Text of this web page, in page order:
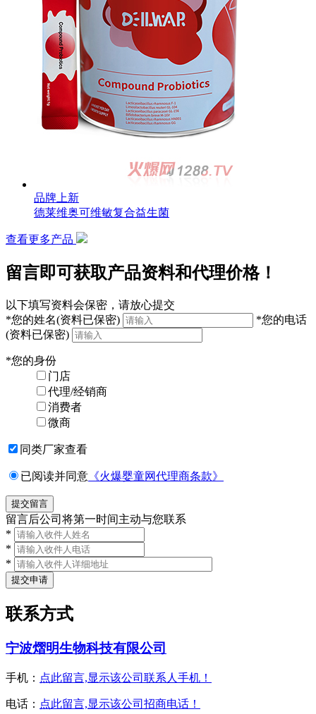
品牌上新
德莱维奥可维敏复合益生菌
查看更多产品
留言即可获取产品资料和代理价格！
以下填写资料会保密，请放心提交
*您的姓名(资料已保密) *您的电话
(资料已保密)
*您的身份
门店
代理/经销商
消费者
微商
同类厂家查看
已阅读并同意 《火爆婴童网代理商条款》
留言后公司将第一时间主动与您联系
*
*
*
联系方式
宁波熠明生物科技有限公司
手机： 点此留言,显示该公司联系人手机！
电话： 点此留言,显示该公司招商电话！